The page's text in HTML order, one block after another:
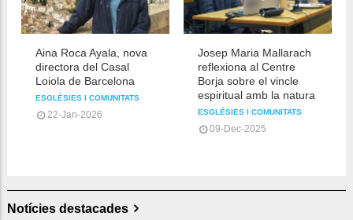
Aina Roca Ayala, nova
directora del Casal
Loiola de Barcelona
ESGLÉSIES I COMUNITATS
22-Jan-2026
Josep Maria Mallarach
reflexiona al Centre
Borja sobre el vincle
espiritual amb la natura
ESGLÉSIES I COMUNITATS
09-Dec-2025
Notícies destacades